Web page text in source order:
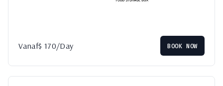
Vanaf$ 170/Day BOOK NOW